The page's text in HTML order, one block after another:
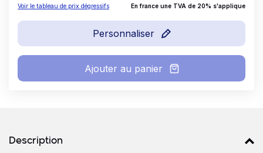
Voir le tableau de prix dégressifs En france une TVA de 20% s'applique
Personnaliser
Ajouter au panier
Détails produits
Description